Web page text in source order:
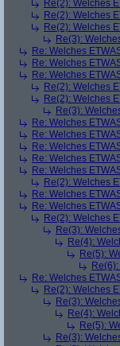
Re(2): Welches
Re(2): Welches
Re(2): Welches
Re(3):
Re: Welches
Re: Welches
Re: Welches
Re(2): Welches
Re(2): Welches
Re(3):
Re: Welches
Re: Welches
Re: Welches
Re: Welches
Re: Welches
Re(2): Welches
Re: Welches
Re: Welches
Re(2): Welches
Re(3):
Re(4):
Re(5):
Re: Welches
Re(2): Welches
Re(3):
Re(4):
Re(5):
Re(3):